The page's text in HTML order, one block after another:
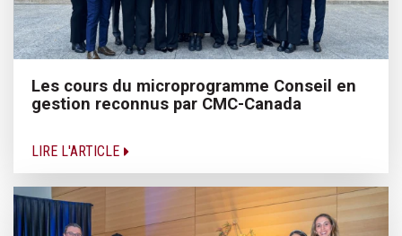
Les cours du microprogramme Conseil en
gestion reconnus par CMC-Canada
LIRE L'ARTICLE